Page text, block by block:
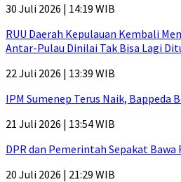
30 Juli 2026 | 14:19 WIB
RUU Daerah Kepulauan Kembali
Antar-Pulau Dinilai Tak Bisa Lagi
22 Juli 2026 | 13:39 WIB
IPM Sumenep Terus Naik, Bappeda
21 Juli 2026 | 13:54 WIB
DPR dan Pemerintah Sepakat Bawa
20 Juli 2026 | 21:29 WIB